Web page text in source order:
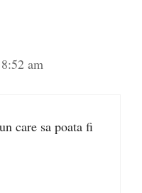
am
care sa poata fi